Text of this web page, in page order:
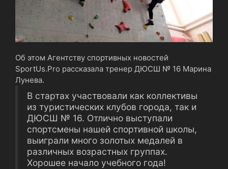
Об этом Агентству спортивных новостей
SportUs.Рro рассказала тренер ДЮСШ № 16 Марина
Лунева.
В стартах участвовали как коллективы
из туристических клубов города, так и
ДЮСШ № 16. Отлично выступали
спортсмены нашей спортивной школы,
выиграли много золотых медалей в
различных возрастных группах.
Хорошее начало учебного года!